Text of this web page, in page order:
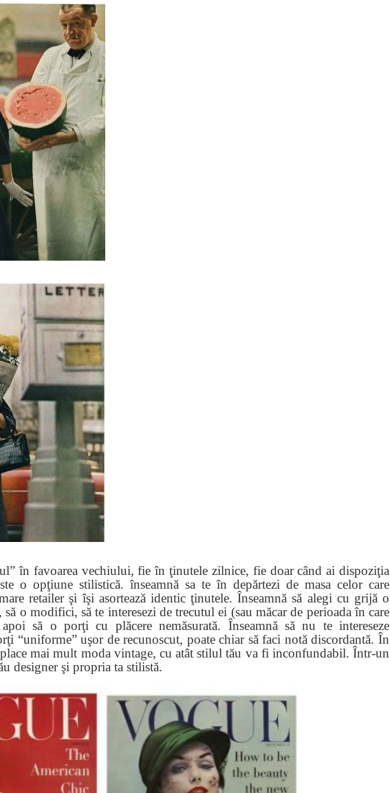
în favoarea vechiului, fie în ţinutele zilnice, fie doar când ai dispoziţia
o opţiune stilistică. înseamnă sa te în depărtezi de masa celor care
retailer şi îşi asortează identic ţinutele. Înseamnă să alegi cu grijă o
să o modifici, să te interesezi de trecutul ei (sau măcar de perioada în care
să o porţi cu plăcere nemăsurată. Înseamnă să nu te intereseze
“uniforme” uşor de recunoscut, poate chiar să faci notă discordantă. În
mai mult moda vintage, cu atât stilul tău va fi inconfundabil. Într-un
designer şi propria ta stilistă.